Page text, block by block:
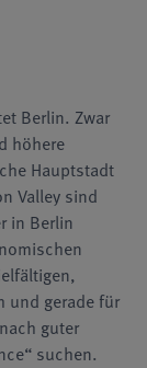
Berlin. Zwar
höhere
Hauptstadt
Valley sind
in Berlin
und gerade für
guter
suchen.